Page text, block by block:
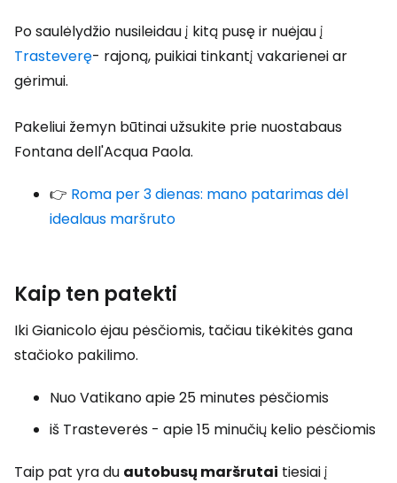
Po saulėlydžio nusileidau į kitą pusę ir nuėjau į
Trasteverę- rajoną, puikiai tinkantį vakarienei ar
gėrimui.
Pakeliui žemyn būtinai užsukite prie nuostabaus
Fontana dell'Acqua Paola.
👉 Roma per 3 dienas: mano patarimas dėl
idealaus maršruto
Kaip ten patekti
Iki Gianicolo ėjau pėsčiomis, tačiau tikėkitės gana
stačioko pakilimo.
Nuo Vatikano apie 25 minutes pėsčiomis
iš Trasteverės - apie 15 minučių kelio pėsčiomis
Taip pat yra du autobusų maršrutai tiesiai į